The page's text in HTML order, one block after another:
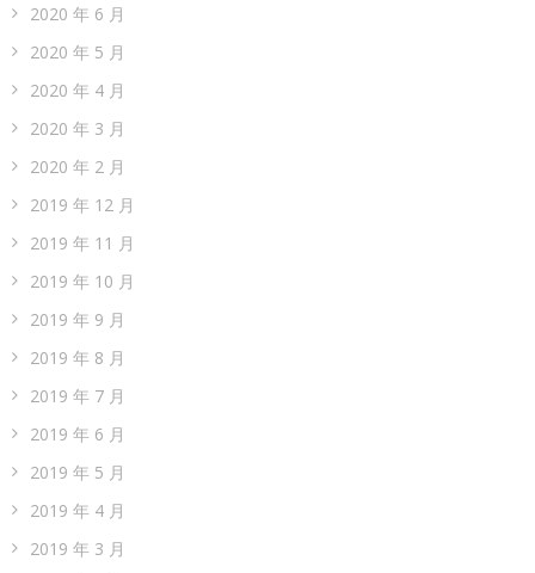
2020 年 6 月
2020 年 5 月
2020 年 4 月
2020 年 3 月
2020 年 2 月
2019 年 12 月
2019 年 11 月
2019 年 10 月
2019 年 9 月
2019 年 8 月
2019 年 7 月
2019 年 6 月
2019 年 5 月
2019 年 4 月
2019 年 3 月